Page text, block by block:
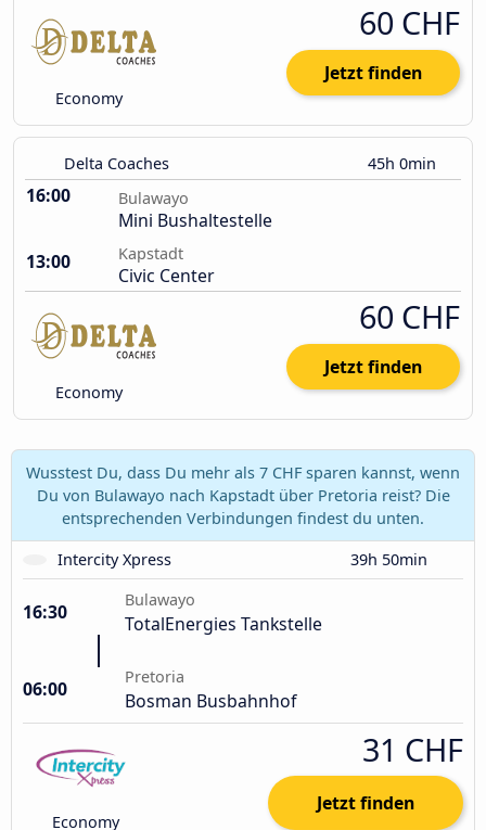
Economy
60 CHF
Jetzt finden
Delta Coaches 45h 0min
16:00 Bulawayo
Mini Bushaltestelle
13:00
Kapstadt
Civic Center
Economy
60 CHF
Jetzt finden
Wusstest Du, dass Du mehr als 7 CHF sparen kannst, wenn
Du von Bulawayo nach Kapstadt über Pretoria reist? Die
entsprechenden Verbindungen findest du unten.
Intercity Xpress
39h 50min
16:30
Bulawayo
TotalEnergies Tankstelle
06:00
Pretoria
Bosman Busbahnhof
Economy
31 CHF
Jetzt finden